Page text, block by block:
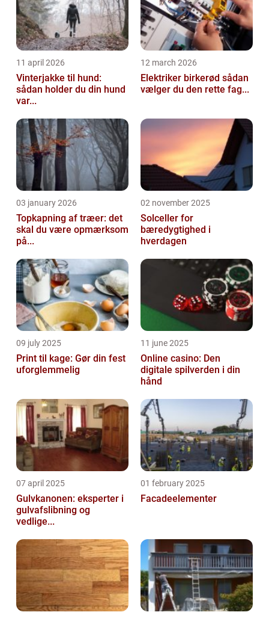
11 april 2026
Vinterjakke til hund:
sådan holder du din hund
var...
12 march 2026
Elektriker birkerød sådan
vælger du den rette fag...
03 january 2026
Topkapning af træer: det
skal du være opmærksom
på...
02 november 2025
Solceller for
bæredygtighed i
hverdagen
09 july 2025
Print til kage: Gør din fest
uforglemmelig
11 june 2025
Online casino: Den
digitale spilverden i din
hånd
07 april 2025
Gulvkanonen: eksperter i
gulvafslibning og
vedlige...
01 february 2025
Facadeelementer